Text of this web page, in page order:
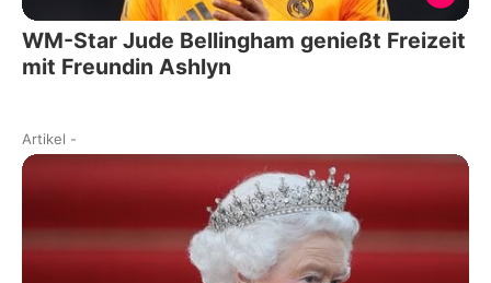
WM-Star Jude Bellingham genießt Freizeit
mit Freundin Ashlyn
Artikel -